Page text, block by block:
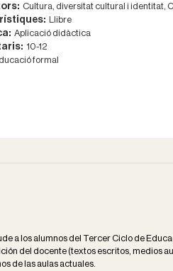
Cultura, diversitat cultural i identitat,
Llibre
Aplicació didàctica
10-12
formal
a los alumnos del Tercer Ciclo de
del docente (textos escritos, medios
de las aulas actuales.